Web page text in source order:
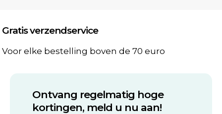
Gratis verzendservice
Voor elke bestelling boven de 70 euro
Ontvang regelmatig hoge
kortingen, meld u nu aan!